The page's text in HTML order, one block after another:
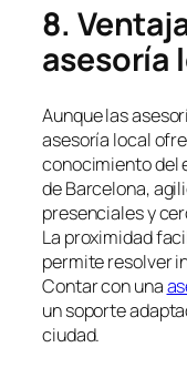
8.
asesoría
Aunque las
asesoría local
conocimiento del
de Barcelona,
presenciales y
La proximidad
permite resolver
Contar con una
un soporte
ciudad.